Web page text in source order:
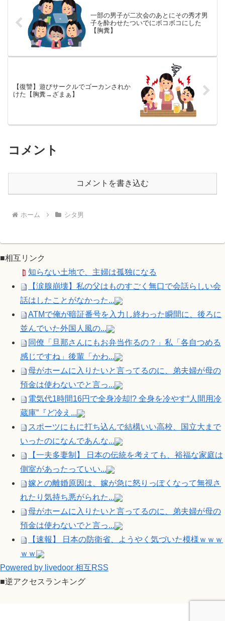
一部の男子が二次会のあとにその秀才男
子を酔わせたついでにボコボコにした
【胸糞】
【復讐】遊びサークルでゴーカンされか
けた【胸糞→ざまぁ】
コメント
コメントを書き込む
ホーム シタ男
■相互リンク
知らない土地で、主婦は孤独になる
【涙腺崩壊】私の父はものすごく無口で会話らしい会
話はしたことがなかった...
ATMで俺が暗証番号を入力し終わった瞬間に、後ろに
並んでいた外国人風の...
同僚「旦那さんにもお弁当作るの？」私「各自つめる
感じですね」後輩「かわ...
母がホームに入りたいと言ってるのに、弟夫婦が母の
預金は使わないでと言っ...
電気代1時間16円で全身冷却!? 全身を冷やす“人間用冷
蔵庫”『ど冷え...
スポーツにもに打ち込んで結構いい高校、国立大まで
いったのになんであんな...
【一夫多妻制】 日本の伝統を考えても、裕福な家庭は
側室があったっていい...
嫁との離婚原因は、嫁が急に怒りっぽくなって無視さ
れたり気持ち悪がられた...
母がホームに入りたいと言ってるのに、弟夫婦が母の
預金は使わないでと言っ...
【速報】 日本の防衛省、ようやく気づいた模様ｗｗｗ
ｗｗ
Powered by livedoor 相互RSS
■逆アクセスランキング